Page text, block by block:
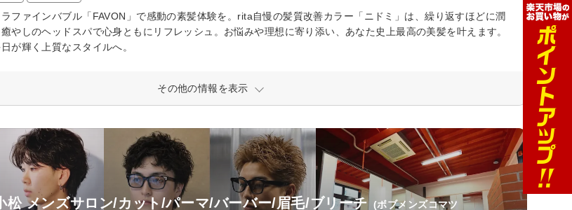
ファインバブル「FAVON」で感動の素髪体験を。rita自慢の髪質改善カラー「ニドミ」は、繰り返すほどに潤
やしのヘッドスパで心身ともにリフレッシュ。お悩みや理想に寄り添い、あなた史上最高の美髪を叶えます。
が輝く上質なスタイルへ。
その他の情報を表示
松 メンズサロン/カット/パーマ/バーバー/眉毛/ブリーチ (ボブメンズコマツ